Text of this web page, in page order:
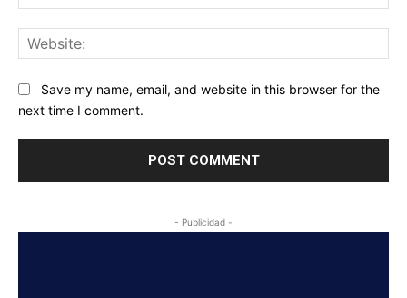
Save my name, email, and website in this browser for the
next time I comment.
- Publicidad -